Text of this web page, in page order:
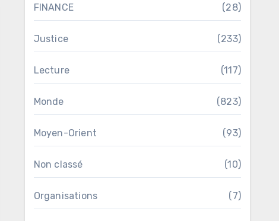
FINANCE (28)
Justice (233)
Lecture (117)
Monde (823)
Moyen-Orient (93)
Non classé (10)
Organisations (7)